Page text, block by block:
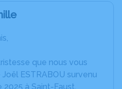
que nous vous
ESTRABOU survenu
à Saint-Faust.